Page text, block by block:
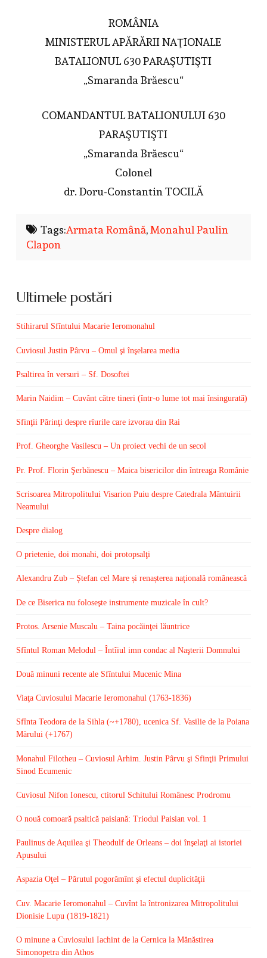
ROMÂNIA
MINISTERUL APĂRĂRII NAŢIONALE
BATALIONUL 630 PARAŞUTIŞTI
„Smaranda Brăescu“
COMANDANTUL BATALIONULUI 630
PARAŞUTIŞTI
„Smaranda Brăescu“
Colonel
dr. Doru-Constantin TOCILĂ
Tags:Armata Română,Monahul Paulin
Clapon
Ultimele postări
Stihirarul Sfîntului Macarie Ieromonahul
Cuviosul Justin Pârvu – Omul şi înşelarea media
Psaltirea în versuri – Sf. Dosoftei
Marin Naidim – Cuvânt către tineri (într-o lume tot mai însingurată)
Sfinţii Părinţi despre rîurile care izvorau din Rai
Prof. Gheorghe Vasilescu – Un proiect vechi de un secol
Pr. Prof. Florin Şerbănescu – Maica bisericilor din întreaga Românie
Scrisoarea Mitropolitului Visarion Puiu despre Catedrala Mântuirii
Neamului
Despre dialog
O prietenie, doi monahi, doi protopsalţi
Alexandru Zub – Ștefan cel Mare și renașterea națională românească
De ce Biserica nu foloseşte instrumente muzicale în cult?
Protos. Arsenie Muscalu – Taina pocăinţei lăuntrice
Sfîntul Roman Melodul – Întîiul imn condac al Naşterii Domnului
Două minuni recente ale Sfîntului Mucenic Mina
Viaţa Cuviosului Macarie Ieromonahul (1763-1836)
Sfînta Teodora de la Sihla (~+1780), ucenica Sf. Vasilie de la Poiana
Mărului (+1767)
Monahul Filotheu – Cuviosul Arhim. Justin Pârvu şi Sfinţii Primului
Sinod Ecumenic
Cuviosul Nifon Ionescu, ctitorul Schitului Românesc Prodromu
O nouă comoară psaltică paisiană: Triodul Paisian vol. 1
Paulinus de Aquilea şi Theodulf de Orleans – doi înşelaţi ai istoriei
Apusului
Aspazia Oţel – Părutul pogorămînt şi efectul duplicităţii
Cuv. Macarie Ieromonahul – Cuvînt la întronizarea Mitropolitului
Dionisie Lupu (1819-1821)
O minune a Cuviosului Iachint de la Cernica la Mănăstirea
Simonopetra din Athos